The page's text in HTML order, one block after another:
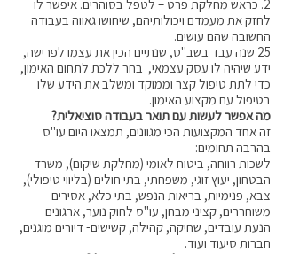
2. כראש מחלקת פרט – לטפל בסוהרים. איפשר לו
לחזק את מעמדם ויכולותיהם, שיחושו גאווה בעבודה
החשובה שהם עושים.
25 שנה עבד בשב"ס, שנתיים הכין את עצמו לפרישה,
ידע שיהיה לו עסק עצמאי, בחר ללכת לתחום האימון,
כדי לתת טיפול קצר וממוקד ומשלב את הידע שלו
בטיפול עם מקצוע האימון.
מה אפשר לעשות עם תואר בעבודה סוציאלית?
זה אחד המקצועות הכי מגוונים, תמצאו היום עו"ס
בהרבה תחומים:
לשכות רווחה, ביטוח לאומי (מחלקת שיקום), משרד
הבטחון, יעוץ זוגי, משפחתי, בתי חולים (בליווי טיפולי),
צבא, פנימיות, בריאות הנפש, בתי כלא, אסירים
משוחררים, קציני מבחן, עו"ס לחוק נוער, ארגונים-
הנעת עובדים, שחיקה, קהילה, קשישים- דיורים מוגנים,
חברות סיעוד ועוד.